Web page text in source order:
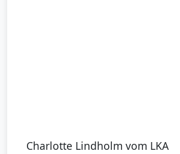
Charlotte Lindholm vom LKA